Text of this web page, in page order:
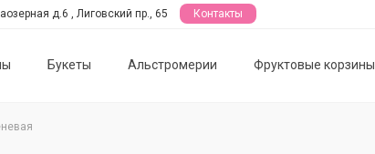
Букеты Альстромерии Фруктовые корзины
д.6 , Лиговский пр., 65 Контакты